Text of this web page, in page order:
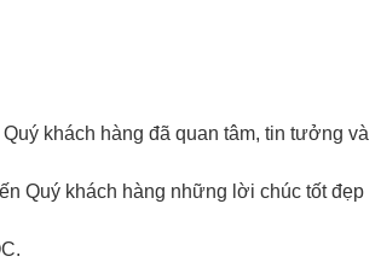
khách hàng đã quan tâm, tin tưởng và
Quý khách hàng những lời chúc tốt đẹp